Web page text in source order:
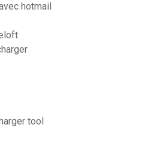
hotmail
tool